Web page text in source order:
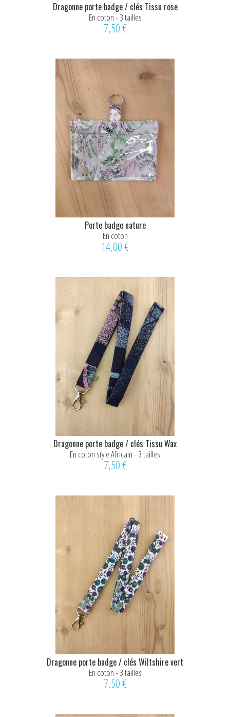
Dragonne porte badge / clés Tissu rose
En coton - 3 tailles
7,50 €
Porte badge nature
En coton
14,00 €
Dragonne porte badge / clés Tissu Wax
En coton style Africain - 3 tailles
7,50 €
Dragonne porte badge / clés Wiltshire vert
En coton - 3 tailles
7,50 €